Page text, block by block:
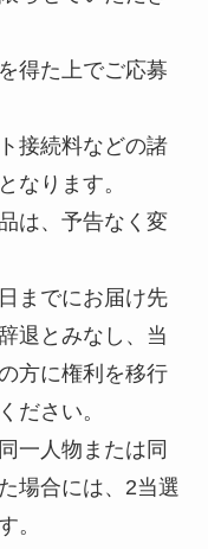
得た上でご応募
接続料などの諸
なります。
は、予告なく変
までにお届け先
退とみなし、当
方に権利を移行
ださい。
一人物または同
場合には、2当選
。